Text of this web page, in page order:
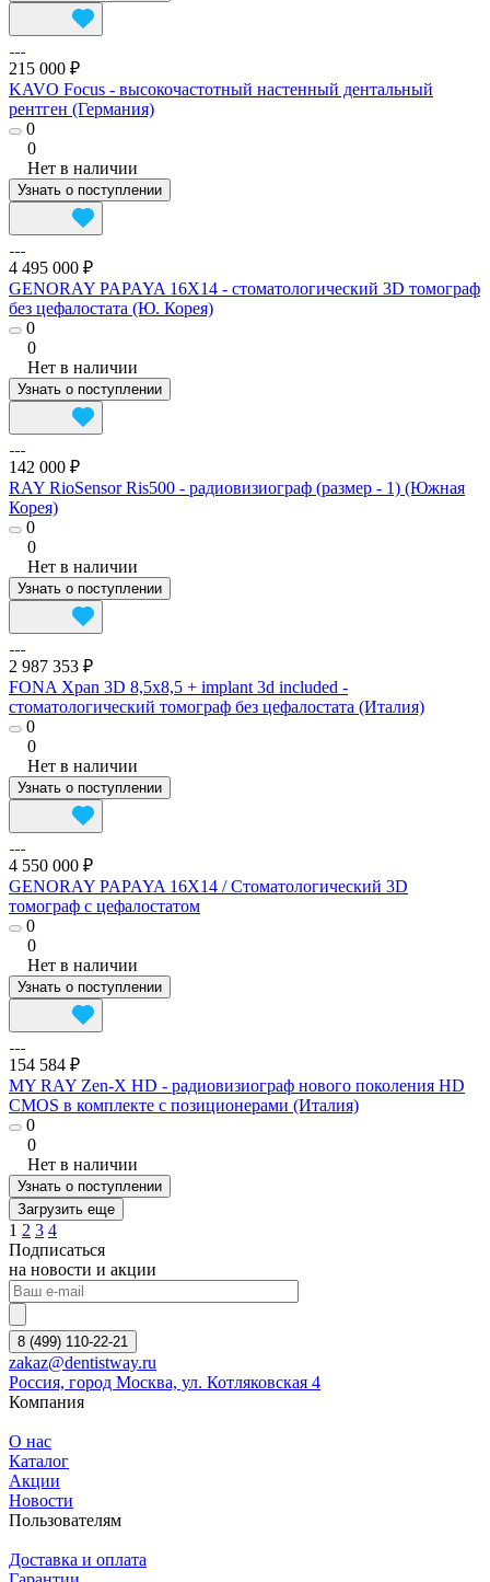
215 000 ₽
KAVO Focus - высокочастотный настенный дентальный
рентген (Германия)
0
0
Нет в наличии
Узнать о поступлении
4 495 000 ₽
GENORAY PAPAYA 16X14 - стоматологический 3D томограф
без цефалостата (Ю. Корея)
0
0
Нет в наличии
Узнать о поступлении
142 000 ₽
RAY RioSensor Ris500 - радиовизиограф (размер - 1) (Южная
Корея)
0
0
Нет в наличии
Узнать о поступлении
2 987 353 ₽
FONA Xpan 3D 8,5x8,5 + implant 3d included -
стоматологический томограф без цефалостата (Италия)
0
0
Нет в наличии
Узнать о поступлении
4 550 000 ₽
GENORAY PAPAYA 16X14 / Стоматологический 3D
томограф с цефалостатом
0
0
Нет в наличии
Узнать о поступлении
154 584 ₽
MY RAY Zen-X HD - радиовизиограф нового поколения HD
CMOS в комплекте с позиционерами (Италия)
0
0
Нет в наличии
Узнать о поступлении
Загрузить еще
1 2 3 4
Подписаться
на новости и акции
8 (499) 110-22-21
zakaz@dentistway.ru
Россия, город Москва, ул. Котляковская 4
Компания
О нас
Каталог
Акции
Новости
Пользователям
Доставка и оплата